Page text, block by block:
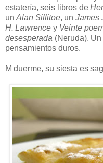
estatería, seis libros de
un Alan Sillitoe, un James
H. Lawrence y Veinte
desesperada (Neruda).
pensamientos duros.
M duerme, su siesta es